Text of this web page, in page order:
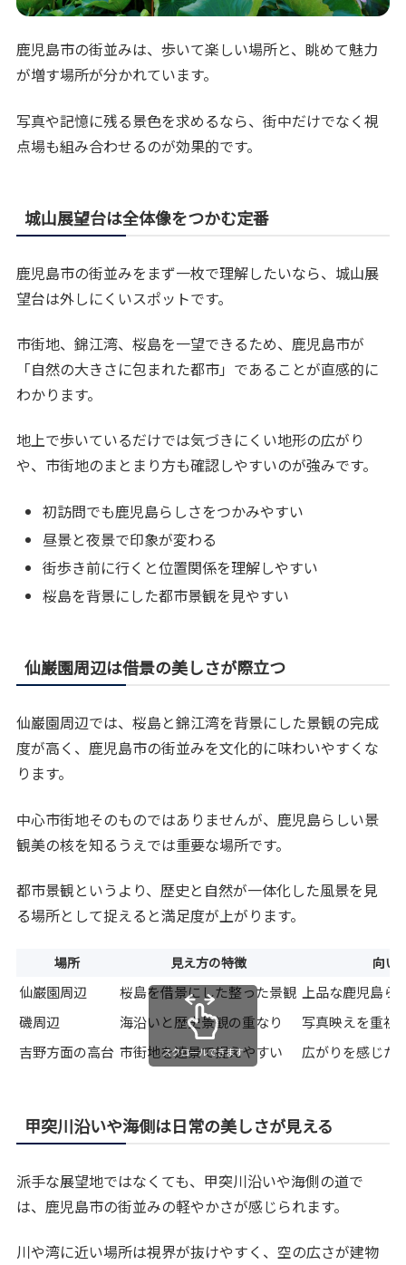
鹿児島市の街並みは、歩いて楽しい場所と、眺めて魅力
が増す場所が分かれています。
写真や記憶に残る景色を求めるなら、街中だけでなく視
点場も組み合わせるのが効果的です。
城山展望台は全体像をつかむ定番
鹿児島市の街並みをまず一枚で理解したいなら、城山展
望台は外しにくいスポットです。
市街地、錦江湾、桜島を一望できるため、鹿児島市が
「自然の大きさに包まれた都市」であることが直感的に
わかります。
地上で歩いているだけでは気づきにくい地形の広がり
や、市街地のまとまり方も確認しやすいのが強みです。
初訪問でも鹿児島らしさをつかみやすい
昼景と夜景で印象が変わる
街歩き前に行くと位置関係を理解しやすい
桜島を背景にした都市景観を見やすい
仙巌園周辺は借景の美しさが際立つ
仙巌園周辺では、桜島と錦江湾を背景にした景観の完成
度が高く、鹿児島市の街並みを文化的に味わいやすくな
ります。
中心市街地そのものではありませんが、鹿児島らしい景
観美の核を知るうえでは重要な場所です。
都市景観というより、歴史と自然が一体化した風景を見
る場所として捉えると満足度が上がります。
場所 見え方の特徴 向い
仙巌園周辺 桜島を借景にした整った景観 上品な鹿児島ら
磯周辺
海沿いと歴史景観の重なり
写真映えを重視
吉野方面の高台 市街地を遠景で捉えやすい 広がりを感じた
スクロールできます
甲突川沿いや海側は日常の美しさが見える
派手な展望地ではなくても、甲突川沿いや海側の道で
は、鹿児島市の街並みの軽やかさが感じられます。
川や湾に近い場所は視界が抜けやすく、空の広さが建物